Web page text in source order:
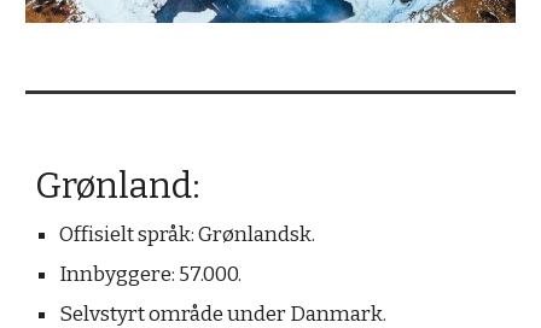
Grønland:
Offisielt språk: Grønlandsk.
Innbyggere: 57.000.
Selvstyrt område under Danmark.